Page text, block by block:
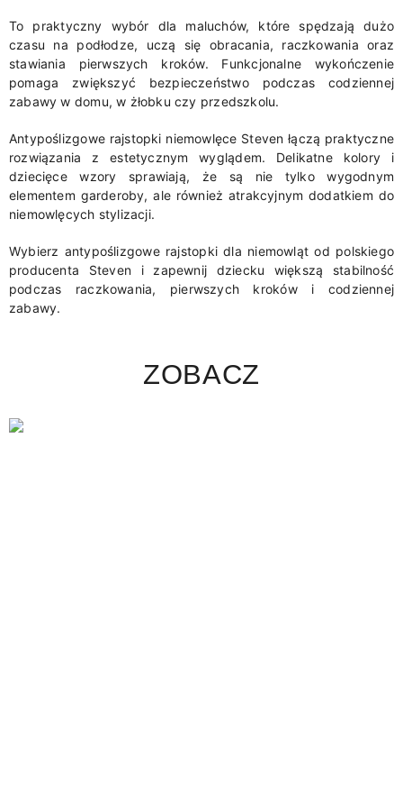
To praktyczny wybór dla maluchów, które spędzają dużo
czasu na podłodze, uczą się obracania, raczkowania oraz
stawiania pierwszych kroków. Funkcjonalne wykończenie
pomaga zwiększyć bezpieczeństwo podczas codziennej
zabawy w domu, w żłobku czy przedszkolu.
Antypoślizgowe rajstopki niemowlęce Steven łączą praktyczne
rozwiązania z estetycznym wyglądem. Delikatne kolory i
dziecięce wzory sprawiają, że są nie tylko wygodnym
elementem garderoby, ale również atrakcyjnym dodatkiem do
niemowlęcych stylizacji.
Wybierz antypoślizgowe rajstopki dla niemowląt od polskiego
producenta Steven i zapewnij dziecku większą stabilność
podczas raczkowania, pierwszych kroków i codziennej
zabawy.
ZOBACZ